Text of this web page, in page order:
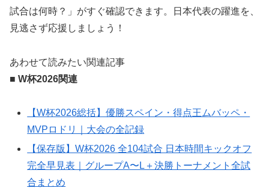
試合は何時？」がすぐ確認できます。日本代表の躍進を、
見逃さず応援しましょう！
あわせて読みたい関連記事
■ W杯2026関連
【W杯2026総括】優勝スペイン・得点王ムバッペ・
MVPロドリ｜大会の全記録
【保存版】W杯2026 全104試合 日本時間キックオフ
完全早見表｜グループA〜L＋決勝トーナメント全試
合まとめ